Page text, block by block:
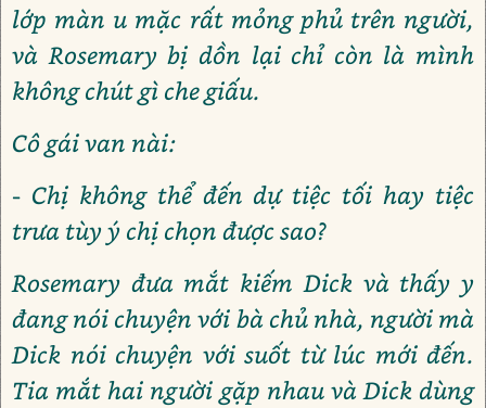
lớp màn u mặc rất mỏng phủ trên người,
và Rosemary bị dồn lại chỉ còn là mình
không chút gì che giấu.
Cô gái van nài:
- Chị không thể đến dự tiệc tối hay tiệc
trưa tùy ý chị chọn được sao?
Rosemary đưa mắt kiếm Dick và thấy y
đang nói chuyện với bà chủ nhà, người mà
Dick nói chuyện với suốt từ lúc mới đến.
Tia mắt hai người gặp nhau và Dick dùng